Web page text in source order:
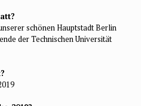
schönen Hauptstadt Berlin
der Technischen Universität